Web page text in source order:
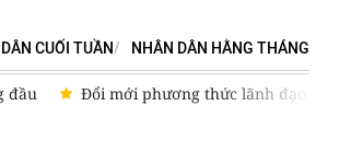
CUỐI TUẦN NHÂN DÂN HẰNG THÁNG
cầm quyền của Đảng: Từ tư duy đến